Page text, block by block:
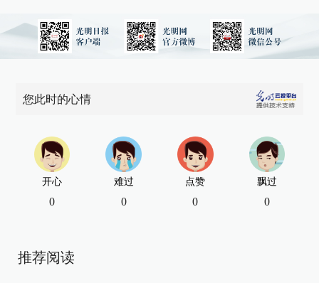
您此时的心情
开心
0
难过
0
点赞
0
飘过
0
推荐阅读